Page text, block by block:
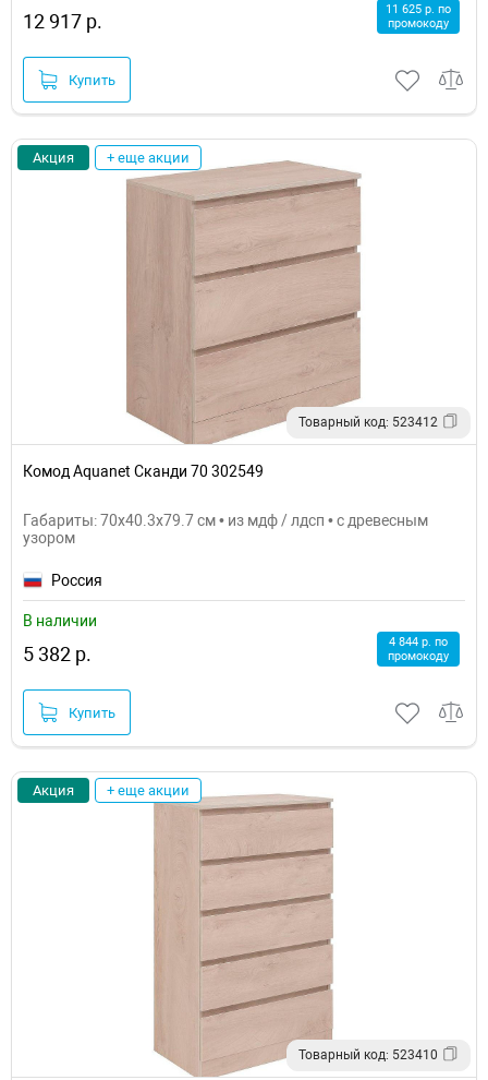
12 917 р.
11 625 р. по
промокоду
Купить
Акция + еще акции
Товарный код: 523412
Комод Aquanet Сканди 70 302549
Габариты: 70x40.3x79.7 см • из мдф / лдсп • с древесным
узором
Россия
В наличии
5 382 р.
4 844 р. по
промокоду
Купить
Акция + еще акции
Товарный код: 523410